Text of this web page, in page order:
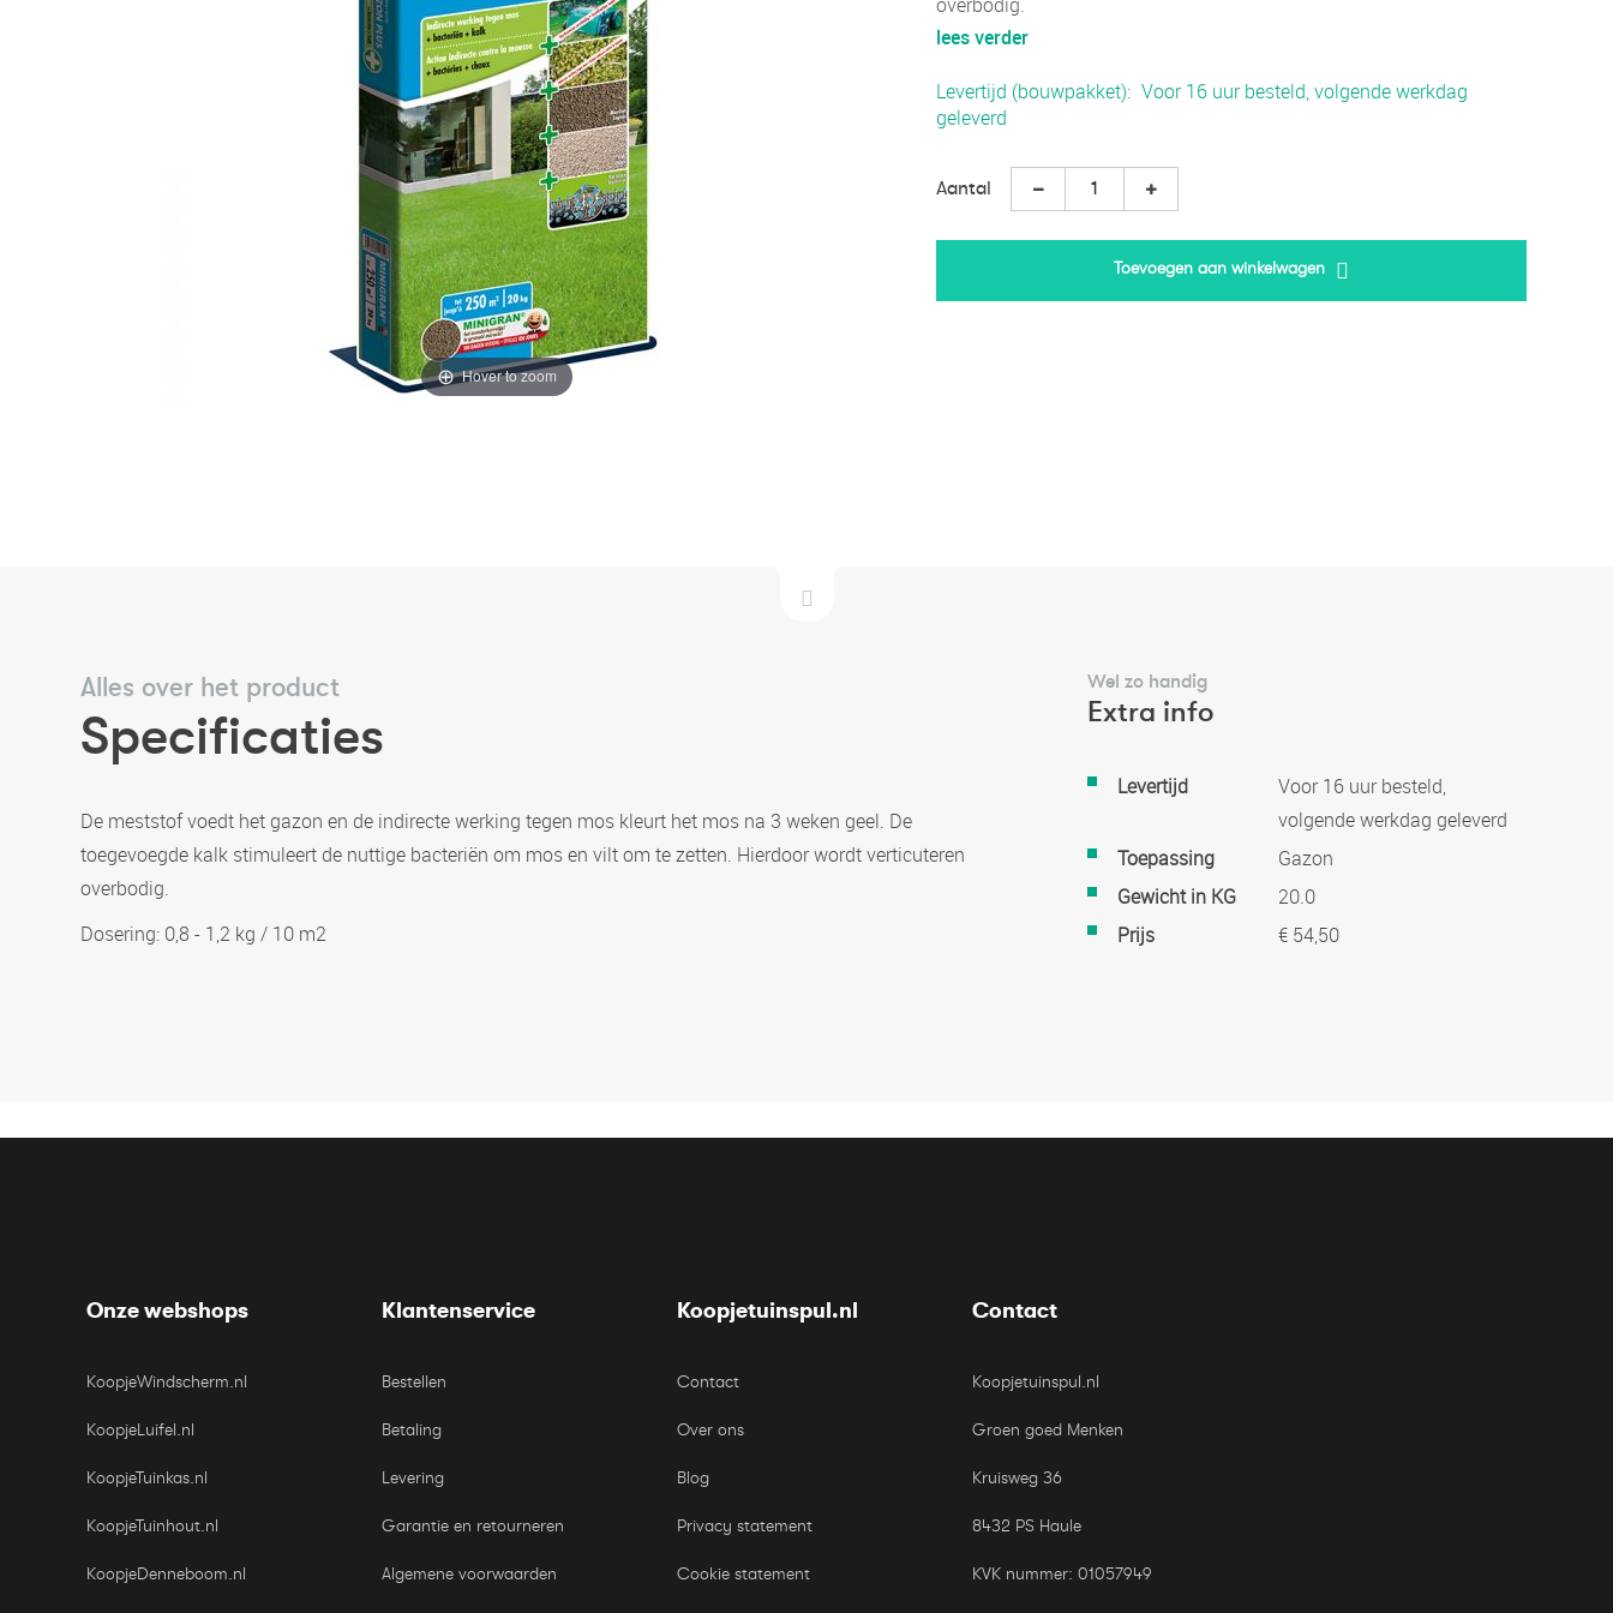
lees verder
Levertijd (bouwpakket) Voor 16 uur besteld, volgende werkdag
geleverd
Aantal
Toevoegen aan winkelwagen
Hover to zoom
Alles over het product
Specificaties
De meststof voedt het gazon en de indirecte werking tegen mos kleurt het mos na 3 weken geel. De
toegevoegde kalk stimuleert de nuttige bacteriën om mos en vilt om te zetten. Hierdoor wordt verticuteren
overbodig.
Dosering: 0,8 - 1,2 kg / 10 m2
Wel zo handig
Extra info
Meer
informatie
Levertijd
Voor 16 uur besteld,
volgende werkdag geleverd
Toepassing
Gazon
Gewicht in KG
20.0
Prijs
€ 54,50
Onze webshops
KoopjeWindscherm.nl
KoopjeLuifel.nl
KoopjeTuinkas.nl
KoopjeTuinhout.nl
KoopjeDenneboom.nl
Klantenservice
Bestellen
Betaling
Levering
Garantie en retourneren
Algemene voorwaarden
Koopjetuinspul.nl
Contact
Over ons
Blog
Privacy statement
Cookie statement
Contact
Koopjetuinspul.nl
Groen goed Menken
Kruisweg 36
8432 PS Haule
KVK nummer: 01057949